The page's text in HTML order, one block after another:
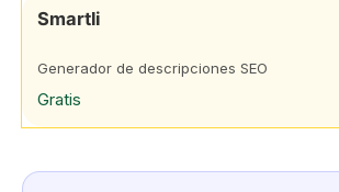
Smartli
Generador de descripciones SEO
Gratis